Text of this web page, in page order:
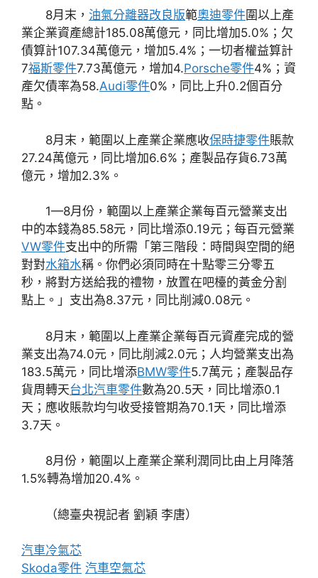
8月末， 油氣分離器改良版範奧迪零件圍以上產
業企業資產總計185.08萬億元，同比增加5.0%；欠
債算計107.34萬億元，增加5.4%；一切者權益算計
7福斯零件7.73萬億元，增加4.Porsche零件4%；資
產欠債率為58.Audi零件0%，同比上升0.2個百分
點。
8月末，範圍以上產業企業應收保時捷零件賬款
27.24萬億元，同比增加6.6%；產製品存貨6.73萬
億元，增加2.3%。
1—8月份，範圍以上產業企業每百元營業支出
中的本錢為85.58元，同比增添0.19元；每百元營業
VW零件支出中的所需「第三階段：時間與空間的絕
對對水箱水稱。你們必須同時在十點零三分零五
秒，將對方送給我的禮物，放置在吧檯的黃金分割
點上。」支出為8.37元，同比削減0.08元。
8月末，範圍以上產業企業每百元資產完成的營
業支出為74.0元，同比削減2.0元；人均營業支出為
183.5萬元，同比增添BMW零件5.7萬元；產製品存
貨周轉天台北汽車零件數為20.5天，同比增添0.1
天；應收賬款均勻收受接管期為70.1天，同比增添
3.7天。
8月份，範圍以上產業企業利潤同比由上月降落
1.5%轉為增加20.4%。
（總臺央視記者 劉穎 李唐）
汽車冷氣芯
Skoda零件 汽車空氣芯